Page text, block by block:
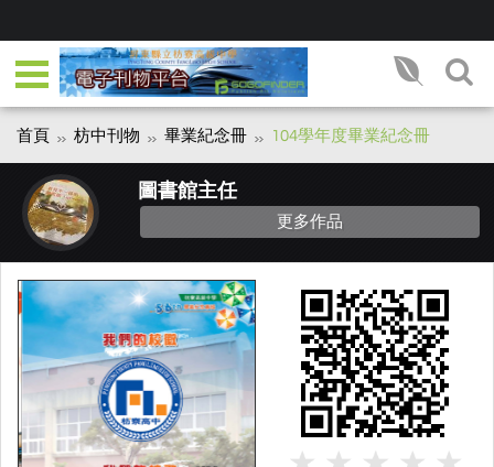
首頁 枋中刊物 畢業紀念冊 104學年度畢業紀念冊
圖書館主任
更多作品